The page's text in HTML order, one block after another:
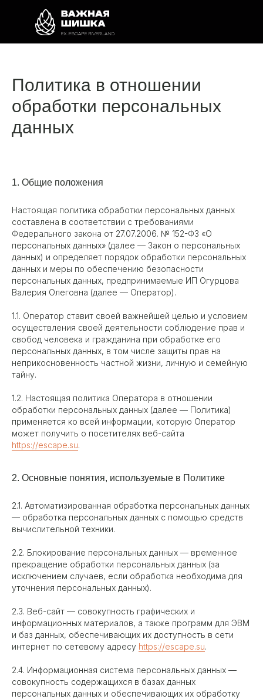
Политика в отношении
обработки персональных
данных
1. Общие положения
Настоящая политика обработки персональных данных
составлена в соответствии с требованиями
Федерального закона от 27.07.2006. № 152-ФЗ «О
персональных данных» (далее — Закон о персональных
данных) и определяет порядок обработки персональных
данных и меры по обеспечению безопасности
персональных данных, предпринимаемые ИП Огурцова
Валерия Олеговна (далее — Оператор).
1.1. Оператор ставит своей важнейшей целью и условием
осуществления своей деятельности соблюдение прав и
свобод человека и гражданина при обработке его
персональных данных, в том числе защиты прав на
неприкосновенность частной жизни, личную и семейную
тайну.
1.2. Настоящая политика Оператора в отношении
обработки персональных данных (далее — Политика)
применяется ко всей информации, которую Оператор
может получить о посетителях веб-сайта
https://escape.su.
2. Основные понятия, используемые в Политике
2.1. Автоматизированная обработка персональных данных
— обработка персональных данных с помощью средств
вычислительной техники.
2.2. Блокирование персональных данных — временное
прекращение обработки персональных данных (за
исключением случаев, если обработка необходима для
уточнения персональных данных).
2.3. Веб-сайт — совокупность графических и
информационных материалов, а также программ для ЭВМ
и баз данных, обеспечивающих их доступность в сети
интернет по сетевому адресу https://escape.su.
2.4. Информационная система персональных данных —
совокупность содержащихся в базах данных
персональных данных и обеспечивающих их обработку